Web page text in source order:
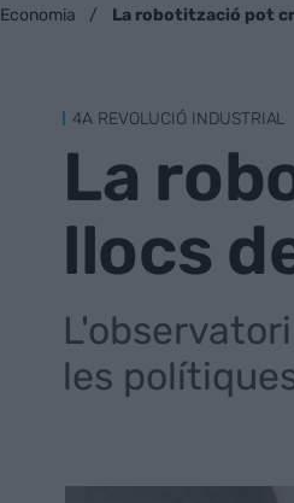
Economia La robotització pot
4A REVOLUCIÓ INDUSTRIAL
La
llocs
les